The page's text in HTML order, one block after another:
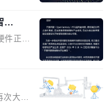
显著变
向深
宣传
那些
是过
有论文
题。
2
是 xAI
团队
出了他
第一
是他
好能
能
件正从
。作
同类
撑，
大规